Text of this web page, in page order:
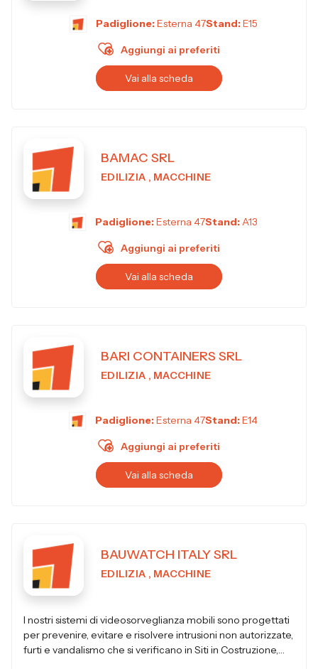
Padiglione:Esterna 47Stand:E15
Aggiungi ai preferiti
Vai alla scheda
BAMAC SRL
EDILIZIA , MACCHINE
Padiglione:Esterna 47Stand:A13
Aggiungi ai preferiti
Vai alla scheda
BARI CONTAINERS SRL
EDILIZIA , MACCHINE
Padiglione:Esterna 47Stand:E14
Aggiungi ai preferiti
Vai alla scheda
BAUWATCH ITALY SRL
EDILIZIA , MACCHINE
I nostri sistemi di videosorveglianza mobili sono progettati
per prevenire, evitare e risolvere intrusioni non autorizzate,
furti e vandalismo che si verificano in Siti in Costruzione,